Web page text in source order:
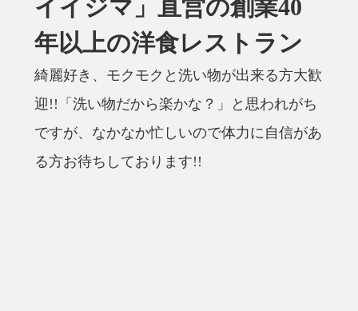
イイジマ」直営の創業40
年以上の洋食レストラン
綺麗好き、モクモクと洗い物が出来る方大歓
迎!!「洗い物だから楽かな？」と思われがち
ですが、なかなか忙しいので体力に自信があ
る方お待ちしております!!